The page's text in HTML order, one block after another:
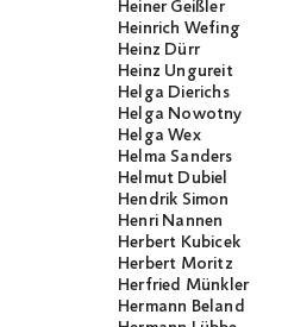
Heiner Geißler
Heinrich Wefing
Heinz Dürr
Heinz Ungureit
Helga Dierichs
Helga Nowotny
Helga Wex
Helma Sanders
Helmut Dubiel
Hendrik Simon
Henri Nannen
Herbert Kubicek
Herbert Moritz
Herfried Münkler
Hermann Beland